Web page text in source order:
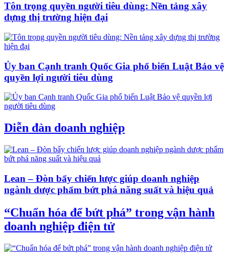
Tôn trọng quyền người tiêu dùng: Nền tảng xây
dựng thị trường hiện đại
Ủy ban Cạnh tranh Quốc Gia phổ biến Luật Bảo vệ
quyền lợi người tiêu dùng
Diễn đàn doanh nghiệp
Lean – Đòn bẩy chiến lược giúp doanh nghiệp
ngành dược phẩm bứt phá năng suất và hiệu quả
“Chuẩn hóa để bứt phá” trong vận hành
doanh nghiệp điện tử